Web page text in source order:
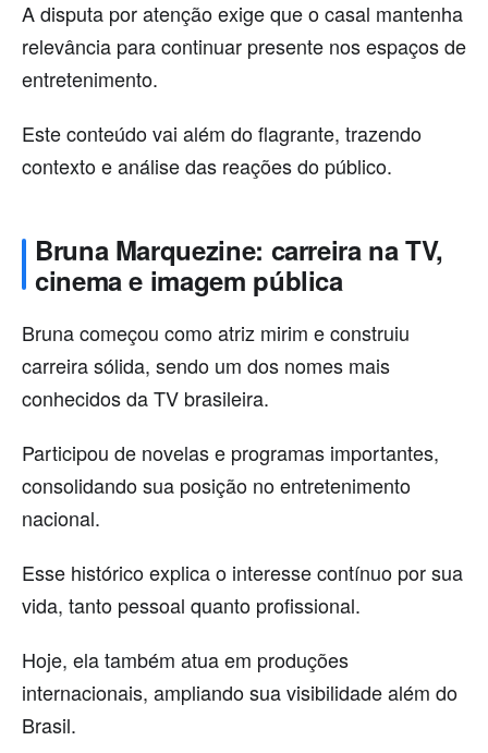
A disputa por atenção exige que o casal mantenha
relevância para continuar presente nos espaços de
entretenimento.
Este conteúdo vai além do flagrante, trazendo
contexto e análise das reações do público.
Bruna Marquezine: carreira na TV,
cinema e imagem pública
Bruna começou como atriz mirim e construiu
carreira sólida, sendo um dos nomes mais
conhecidos da TV brasileira.
Participou de novelas e programas importantes,
consolidando sua posição no entretenimento
nacional.
Esse histórico explica o interesse contínuo por sua
vida, tanto pessoal quanto profissional.
Hoje, ela também atua em produções
internacionais, ampliando sua visibilidade além do
Brasil.